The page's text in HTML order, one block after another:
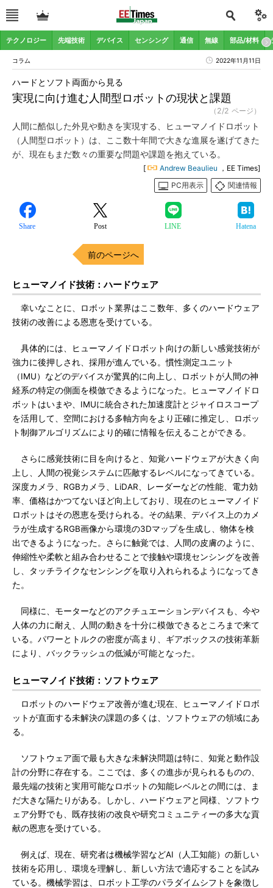
テクノロジー 先端技術 デバイス センシング 通信 無線 部品/材料
コラム 2022年11月11日
実現に向け進む人間型ロボットの現状と課題
ハードとソフト両面から見る
（2/2 ページ）
人間に酷似した外見や動きを実現する、ヒューマノイドロボット
（人間型ロボット）は、ここ数十年間で大きな進展を遂げてきた
が、現在もまだ数々の重要な問題や課題を抱えている。
[ Andrew Beaulieu ，EE Times]
PC用表示
関連情報
Share Post LINE Hatena
前のページへ
ヒューマノイド技術：ハードウェア
幸いなことに、ロボット業界はここ数年、多くのハードウェア
技術の改善による恩恵を受けている。
具体的には、ヒューマノイドロボット向けの新しい感覚技術が
強力に後押しされ、採用が進んでいる。慣性測定ユニット
（IMU）などのデバイスが驚異的に向上し、ロボットが人間の神
経系の特定の側面を模倣できるようになった。ヒューマノイドロ
ボットはいまや、IMUに統合された加速度計とジャイロスコープ
を活用して、空間における多軸方向をより正確に推定し、ロボッ
ト制御アルゴリズムにより的確に情報を伝えることができる。
さらに感覚技術に目を向けると、知覚ハードウェアが大きく向
上し、人間の視覚システムに匹敵するレベルになってきている。
深度カメラ、RGBカメラ、LiDAR、レーダーなどの性能、電力効
率、価格はかつてないほど向上しており、現在のヒューマノイド
ロボットはその恩恵を受けられる。その結果、デバイス上のカメ
ラが生成するRGB画像から環境の3Dマップを生成し、物体を検
出できるようになった。さらに触覚では、人間の皮膚のように、
伸縮性や柔軟と組み合わせることで接触や環境センシングを改善
し、タッチライクなセンシングを取り入れられるようになってき
た。
同様に、モーターなどのアクチュエーションデバイスも、今や
人体の力に耐え、人間の動きを十分に模倣できるところまで来て
いる。パワーとトルクの密度が高まり、ギアボックスの技術革新
により、バックラッシュの低減が可能となった。
ヒューマノイド技術：ソフトウェア
ロボットのハードウェア改善が進む現在、ヒューマノイドロボ
ットが直面する未解決の課題の多くは、ソフトウェアの領域にあ
る。
ソフトウェア面で最も大きな未解決問題は特に、知覚と動作設
計の分野に存在する。ここでは、多くの進歩が見られるものの、
最先端の技術と実用可能なロボットの知能レベルとの間には、ま
だ大きな隔たりがある。しかし、ハードウェアと同様、ソフトウ
ェア分野でも、既存技術の改良や研究コミュニティーの多大な貢
献の恩恵を受けている。
例えば、現在、研究者は機械学習などAI（人工知能）の新しい
技術を応用し、環境を理解し、新しい方法で適応することを試み
ている。機械学習は、ロボット工学のパラダイムシフトを象徴し